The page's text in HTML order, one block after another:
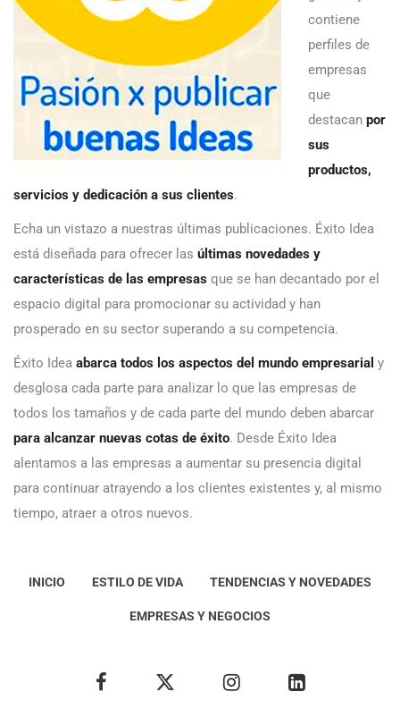
contiene
perfiles de
empresas
que
destacan por
sus
productos,
servicios y dedicación a sus clientes.
Echa un vistazo a nuestras últimas publicaciones. Éxito Idea
está diseñada para ofrecer las últimas novedades y
características de las empresas que se han decantado por el
espacio digital para promocionar su actividad y han
prosperado en su sector superando a su competencia.
Éxito Idea abarca todos los aspectos del mundo empresarial y
desglosa cada parte para analizar lo que las empresas de
todos los tamaños y de cada parte del mundo deben abarcar
para alcanzar nuevas cotas de éxito. Desde Éxito Idea
alentamos a las empresas a aumentar su presencia digital
para continuar atrayendo a los clientes existentes y, al mismo
tiempo, atraer a otros nuevos.
INICIO ESTILO DE VIDA TENDENCIAS Y NOVEDADES
EMPRESAS Y NEGOCIOS